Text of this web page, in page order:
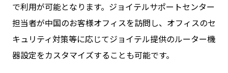
で利用が可能となります。ジョイテルサポートセンター
担当者が中国のお客様オフィスを訪問し、オフィスのセ
キュリティ対策等に応じてジョイテル提供のルーター機
器設定をカスタマイズすることも可能です。